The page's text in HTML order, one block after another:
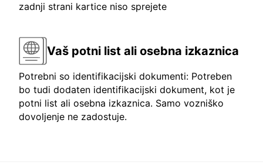
zadnji strani kartice niso sprejete
Vaš potni list ali osebna izkaznica
Potrebni so identifikacijski dokumenti: Potreben
bo tudi dodaten identifikacijski dokument, kot je
potni list ali osebna izkaznica. Samo vozniško
dovoljenje ne zadostuje.